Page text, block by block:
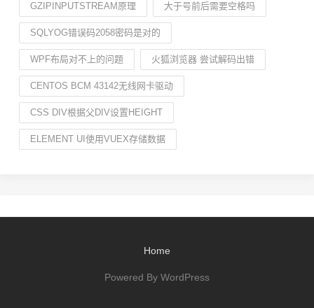
GZIPINPUTSTREAM原理 大于号前后需要空格吗
SQLYOG错误码2058密码是对的
WPF布局对不上的问题 火狐浏览器 尝试解码出错
CENTOS BCM 43142无线网卡驱动
CSS DIV根据父DIV设置HEIGHT
ELEMENT UI使用VUEX存储数据
Home
Powered By WordPress